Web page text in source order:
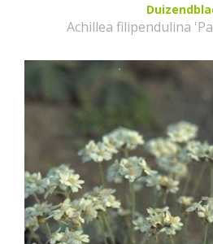
Achillea filipendulina